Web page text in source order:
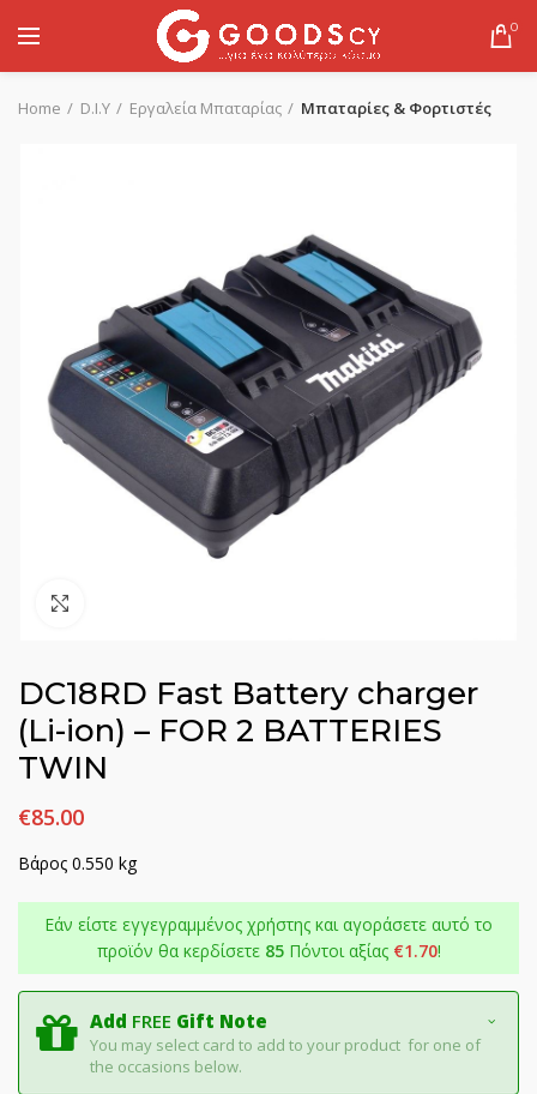
0
Home D.I.Y Εργαλεία Μπαταρίας Μπαταρίες & Φορτιστές
DC18RD Fast Battery charger
(Li-ion) – FOR 2 BATTERIES
TWIN
€85.00
Βάρος 0.550 kg
Εάν είστε εγγεγραμμένος χρήστης και αγοράσετε αυτό το
προϊόν θα κερδίσετε 85Πόντοι αξίας €1.70!
Add FREE Gift Note
You may select card to add to your product for one of
the occasions below.